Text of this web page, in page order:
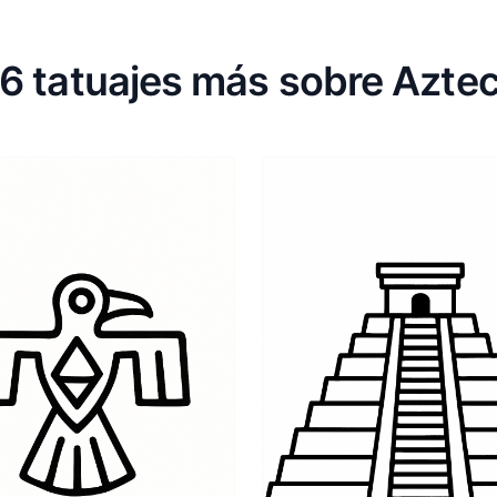
tatuajes más sobre